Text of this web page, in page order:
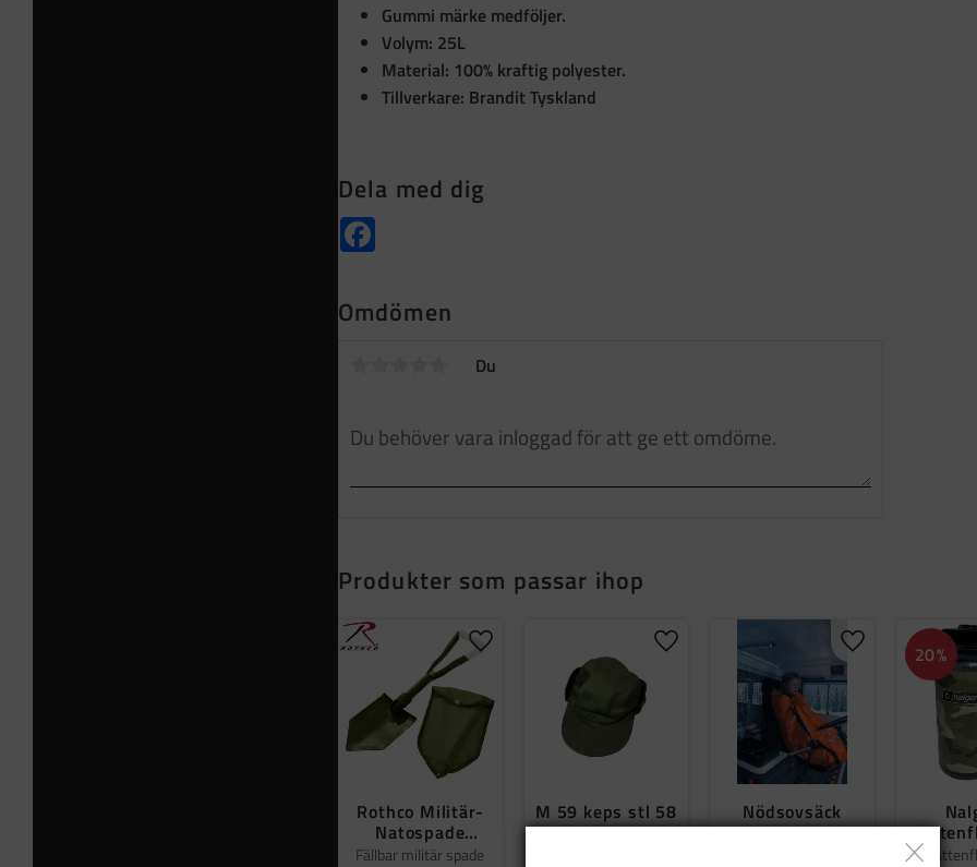
Gummi märke medföljer.
Volym: 25L
Material: 100% kraftig polyester.
Tillverkare: Brandit Tyskland
Dela med dig
Omdömen
Du
Produkter som passar ihop
Rothco Militär-
Natospade
fällbart
Fällbar militär spade
Lägg till i favoriter
M 59 keps stl 58
Lägg till i favoriter
Nödsovsäck
Nödsovsäckar
Lägg till i favoriter
20%